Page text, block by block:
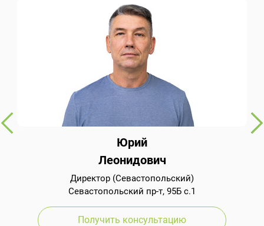
Юрий
Леонидович
Директор (Севастопольский)
Севастопольский пр-т, 95Б с.1
Получить консультацию